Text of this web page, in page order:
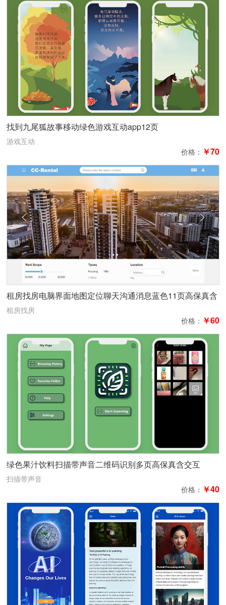
找到九尾狐故事移动绿色游戏互动app12页
游戏互动
价格： ￥70
租房找房电脑界面地图定位聊天沟通消息蓝色11页高保真含
交互
租房找房
价格： ￥60
绿色果汁饮料扫描带声音二维码识别多页高保真含交互
扫描带声音
价格： ￥40